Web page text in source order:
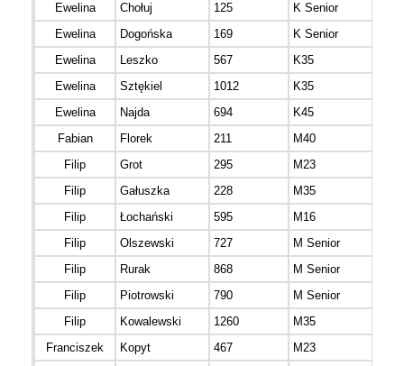
Ewelina Chołuj 125 K Senior
Ewelina
Dogońska 169 K Senior
Ewelina
Leszko 567 K35
Ewelina
Sztękiel 1012 K35
Ewelina
Najda 694 K45
Fabian
Florek 211 M40
Filip
Grot 295
M23
Filip
Gałuszka 228 M35
Filip
Łochański 595 M16
Filip
Olszewski 727 M Senior
Filip
Rurak 868 M Senior
Filip
Piotrowski 790 M Senior
Filip
Kowalewski 1260 M35
Franciszek
Kopyt 467 M23